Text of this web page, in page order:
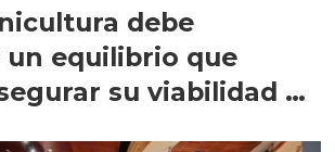
debe
equilibrio que
su viabilidad de